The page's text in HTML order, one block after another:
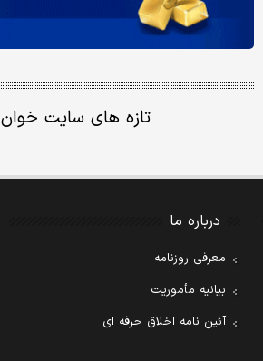
تازه های سایت خوان
درباره ما
معرفی روزنامه
بیانیه مأموریت
آئین نامه اخلاق حرفه ای